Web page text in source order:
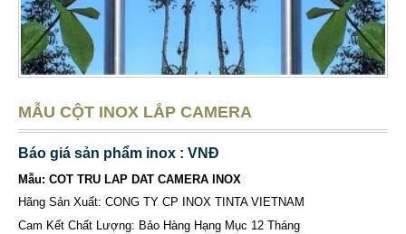
MẪU CỘT INOX LẮP CAMERA
Báo giá sản phẩm inox : VNĐ
Mẫu: COT TRU LAP DAT CAMERA INOX
Hãng Sản Xuất: CONG TY CP INOX TINTA VIETNAM
Cam Kết Chất Lượng: Bảo Hàng Hạng Mục 12 Tháng